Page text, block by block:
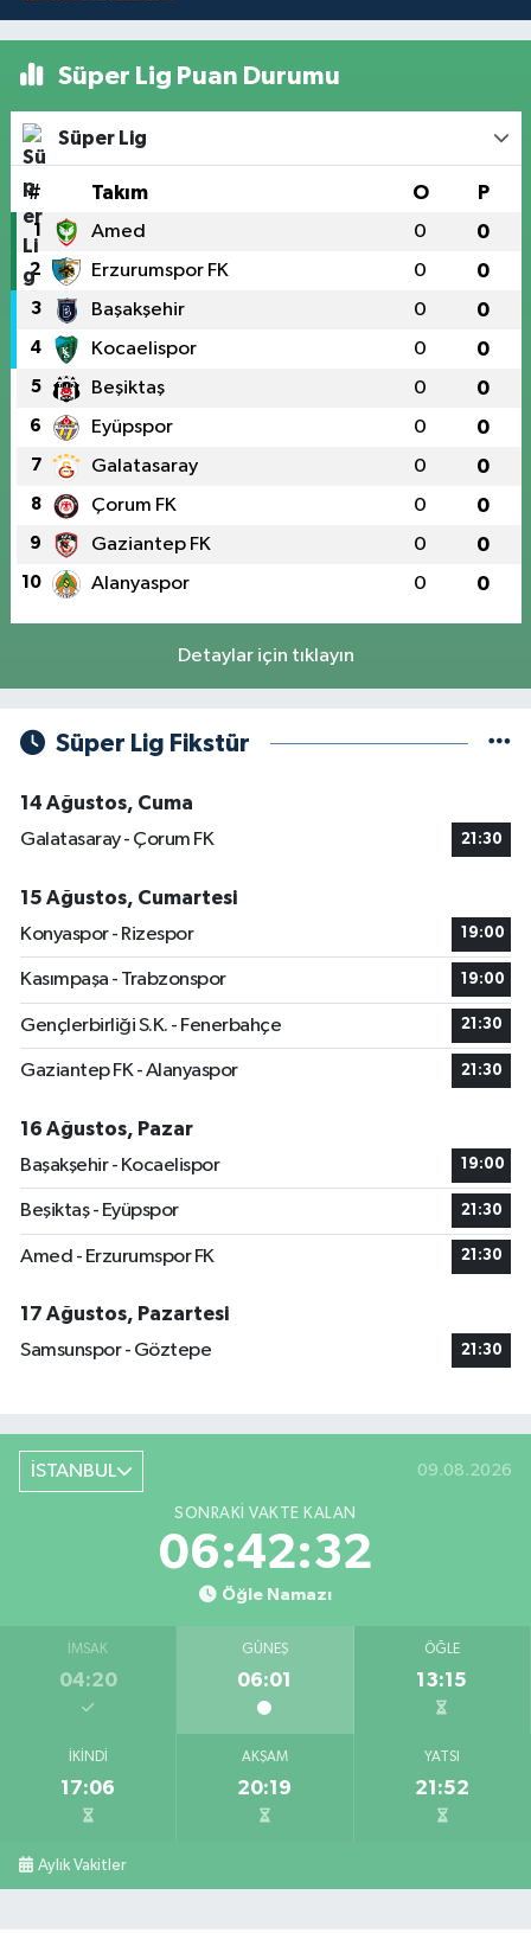
Süper Lig Puan Durumu
Süper Lig
# Takım O P
1 Amed 0 0
2 Erzurumspor FK 0 0
3 Başakşehir 0 0
4 Kocaelispor 0 0
5 Beşiktaş 0 0
6 Eyüpspor 0 0
7 Galatasaray 0 0
8 Çorum FK 0 0
9 Gaziantep FK 0 0
10 Alanyaspor 0 0
Detaylar için tıklayın
Süper Lig Fikstür
14 Ağustos, Cuma
Galatasaray - Çorum FK
21:30
15 Ağustos, Cumartesi
Konyaspor - Rizespor
19:00
Kasımpaşa - Trabzonspor 19:00
Gençlerbirliği S.K. - Fenerbahçe 21:30
Gaziantep FK - Alanyaspor 21:30
16 Ağustos, Pazar
Başakşehir - Kocaelispor
19:00
Beşiktaş - Eyüpspor 21:30
Amed - Erzurumspor FK 21:30
17 Ağustos, Pazartesi
Samsunspor - Göztepe
21:30
İSTANBUL 09.08.2026
SONRAKI VAKTE KALAN
06:42:32
Öğle Namazı
İMSAK
04:20
GÜNEŞ
06:01
ÖĞLE
13:15
İKINDI
17:06
AKŞAM
20:19
YATSI
21:52
Aylık Vakitler